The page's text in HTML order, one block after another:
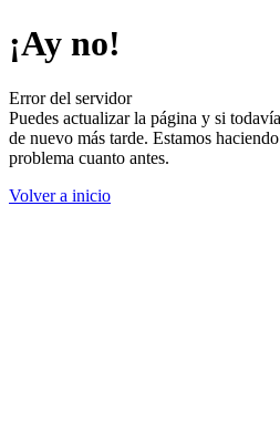
¡Ay no!
Error del servidor
Puedes actualizar la página y si
de nuevo más tarde. Estamos
problema cuanto antes.
Volver a inicio